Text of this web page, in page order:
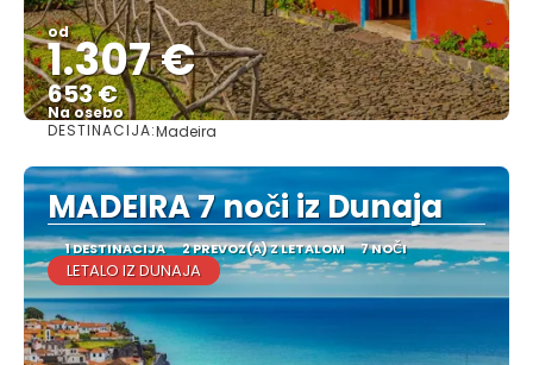
od
1.307 €
653 €
Na osebo
DESTINACIJA:Madeira
MADEIRA 7 noči iz Dunaja
1 DESTINACIJA 2 PREVOZ(A) Z LETALOM 7 NOČI
LETALO IZ DUNAJA